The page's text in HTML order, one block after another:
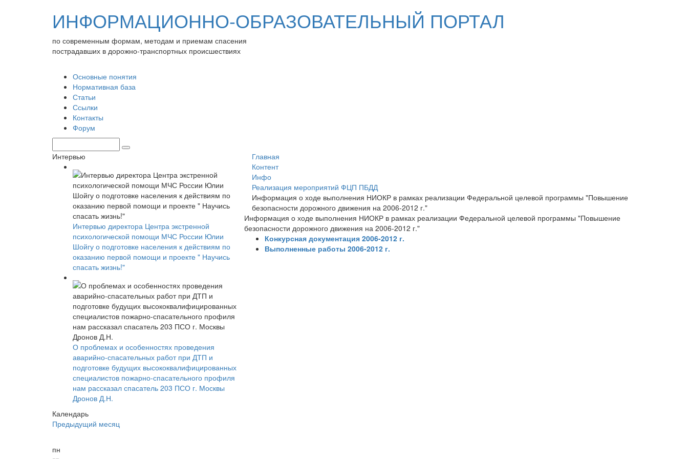
ИНФОРМАЦИОННО-ОБРАЗОВАТЕЛЬНЫЙ ПОРТАЛ
по современным формам, методам и приемам спасения
пострадавших в дорожно-транспортных происшествиях
Основные понятия
Нормативная база
Статьи
Ссылки
Контакты
Форум
Интервью
Интервью директора Центра экстренной
психологической помощи МЧС России Юлии
Шойгу о подготовке населения к действиям по
оказанию первой помощи и проекте " Научись
спасать жизнь!"
О проблемах и особенностях проведения
аварийно-спасательных работ при ДТП и
подготовке будущих высококвалифицированных
специалистов пожарно-спасательного профиля
нам рассказал спасатель 203 ПСО г. Москвы
Дронов Д.Н.
Календарь
Предыдущий месяц
пн
Главная
Контент
Инфо
Реализация мероприятий ФЦП ПБДД
Информация о ходе выполнения НИОКР в рамках реализации Федеральной целевой программы "Повышение
безопасности дорожного движения на 2006-2012 г."
Информация о ходе выполнения НИОКР в рамках реализации Федеральной целевой программы "Повышение
безопасности дорожного движения на 2006-2012 г."
Конкурсная документация 2006-2012 г.
Выполненные работы 2006-2012 г.